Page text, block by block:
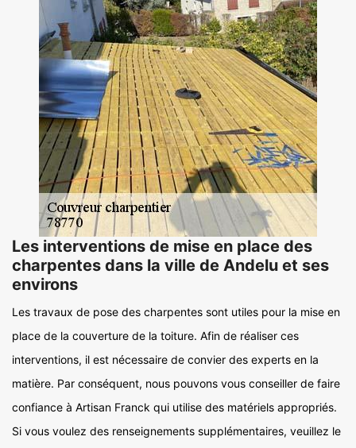
Les interventions de mise en place des
charpentes dans la ville de Andelu et ses
environs
Les travaux de pose des charpentes sont utiles pour la mise en
place de la couverture de la toiture. Afin de réaliser ces
interventions, il est nécessaire de convier des experts en la
matière. Par conséquent, nous pouvons vous conseiller de faire
confiance à Artisan Franck qui utilise des matériels appropriés.
Si vous voulez des renseignements supplémentaires, veuillez le